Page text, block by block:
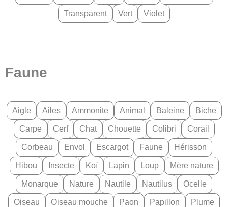
Transparent Vert Violet
Faune
Aigle Ailes Ammonite Animal Baleine Biche
Carpe Cerf Chat Chouette Colibri Corail
Corbeau Envol Escargot Faune Hérisson
Hibou Insecte Koï Lapin Loup Mère nature
Monarque Nature Nautile Nautilus Ocelle
Oiseau Oiseau mouche Paon Papillon Plume